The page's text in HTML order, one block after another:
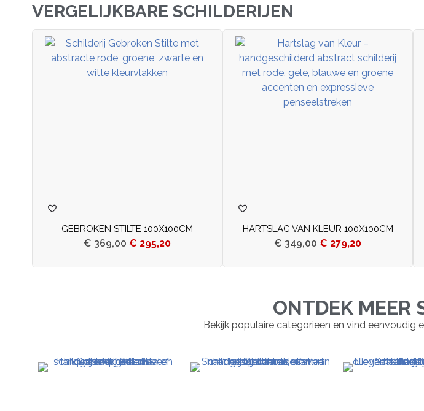
VERGELIJKBARE SCHILDERIJEN
GEBROKEN STILTE 100X100CM
€369,00 € 295,20
HARTSLAG VAN KLEUR 100X100CM
€349,00 € 279,20
ONTDEK MEER
Bekijk populaire categorieën en vind eenvoudig